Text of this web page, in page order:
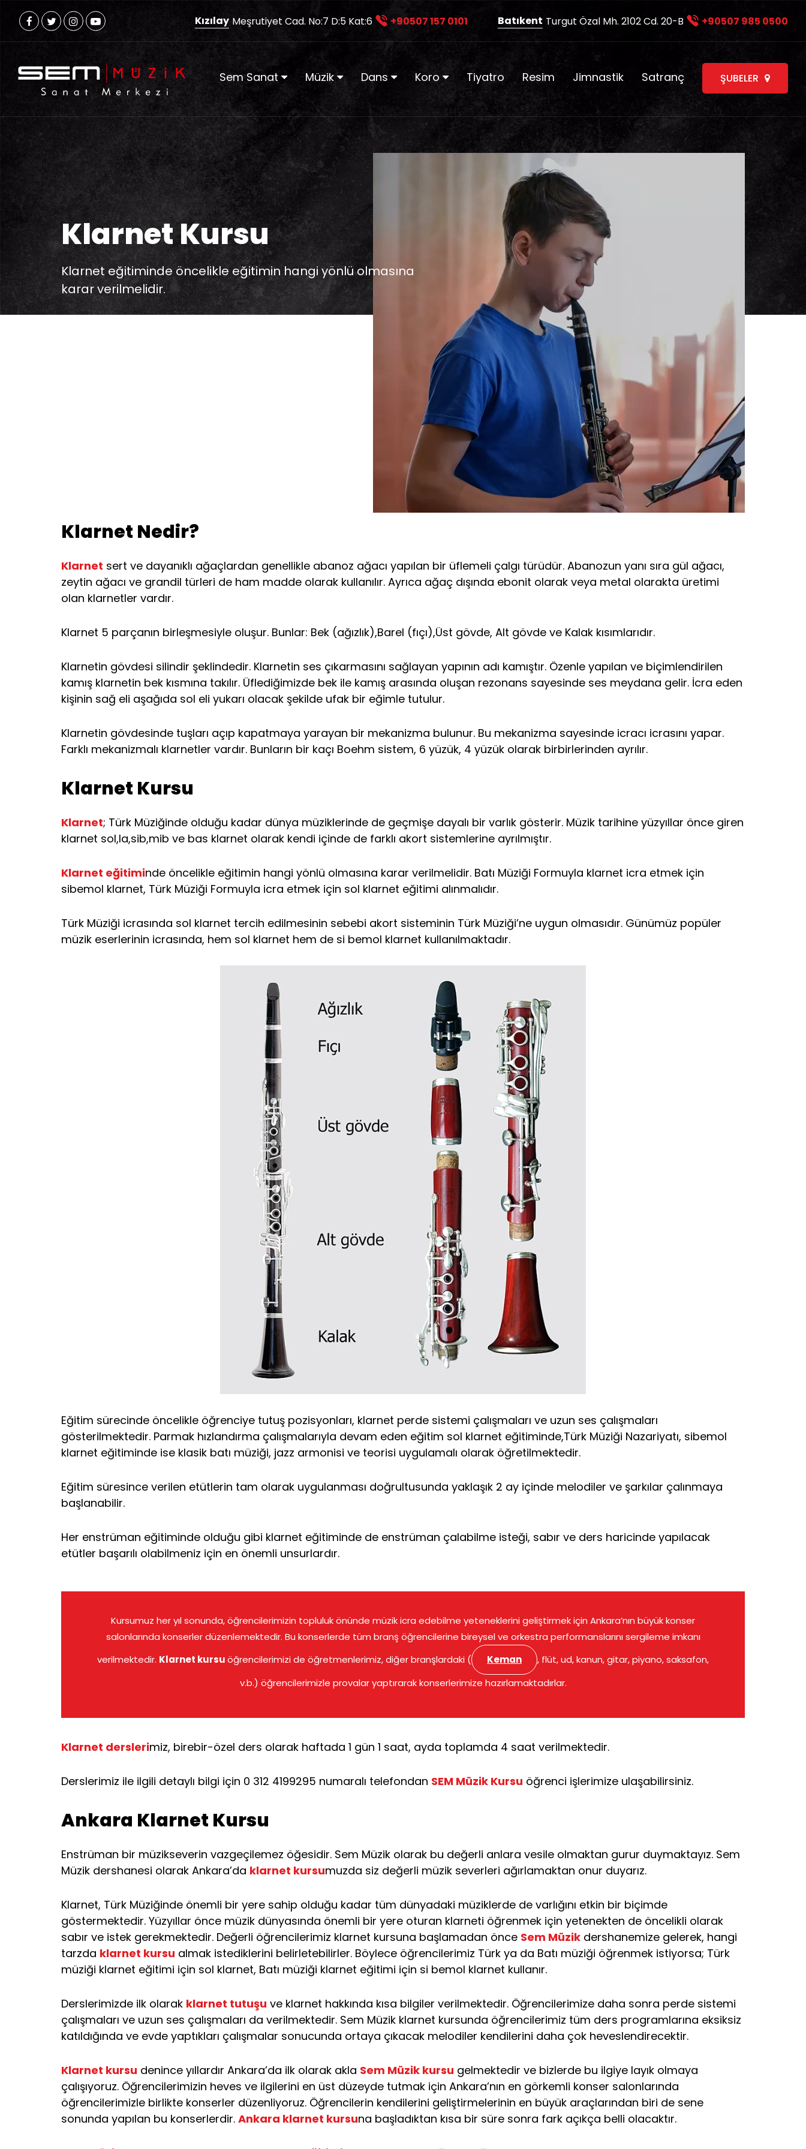
Kızılay Meşrutiyet Cad. No:7 D:5 Kat:6 +90507 157 0101 Batıkent Turgut Özal Mh. 2102 Cd. 20-B +90507 985 0500
ŞUBELER
Sem Sanat Müzik Dans Koro Tiyatro Resim Jimnastik Satranç
Klarnet Kursu
Klarnet eğitiminde öncelikle eğitimin hangi yönlü olmasına
karar verilmelidir.
Klarnet Nedir?
Klarnet sert ve dayanıklı ağaçlardan genellikle abanoz ağacı yapılan bir üflemeli çalgı türüdür. Abanozun yanı sıra gül ağacı,
zeytin ağacı ve grandil türleri de ham madde olarak kullanılır. Ayrıca ağaç dışında ebonit olarak veya metal olarakta üretimi
olan klarnetler vardır.
Klarnet 5 parçanın birleşmesiyle oluşur. Bunlar: Bek (ağızlık),Barel (fıçı),Üst gövde, Alt gövde ve Kalak kısımlarıdır.
Klarnetin gövdesi silindir şeklindedir. Klarnetin ses çıkarmasını sağlayan yapının adı kamıştır. Özenle yapılan ve biçimlendirilen
kamış klarnetin bek kısmına takılır. Üflediğimizde bek ile kamış arasında oluşan rezonans sayesinde ses meydana gelir. İcra eden
kişinin sağ eli aşağıda sol eli yukarı olacak şekilde ufak bir eğimle tutulur.
Klarnetin gövdesinde tuşları açıp kapatmaya yarayan bir mekanizma bulunur. Bu mekanizma sayesinde icracı icrasını yapar.
Farklı mekanizmalı klarnetler vardır. Bunların bir kaçı Boehm sistem, 6 yüzük, 4 yüzük olarak birbirlerinden ayrılır.
Klarnet Kursu
Klarnet; Türk Müziğinde olduğu kadar dünya müziklerinde de geçmişe dayalı bir varlık gösterir. Müzik tarihine yüzyıllar önce giren
klarnet sol,la,sib,mib ve bas klarnet olarak kendi içinde de farklı akort sistemlerine ayrılmıştır.
Klarnet eğitiminde öncelikle eğitimin hangi yönlü olmasına karar verilmelidir. Batı Müziği Formuyla klarnet icra etmek için
sibemol klarnet, Türk Müziği Formuyla icra etmek için sol klarnet eğitimi alınmalıdır.
Türk Müziği icrasında sol klarnet tercih edilmesinin sebebi akort sisteminin Türk Müziği’ne uygun olmasıdır. Günümüz popüler
müzik eserlerinin icrasında, hem sol klarnet hem de si bemol klarnet kullanılmaktadır.
Eğitim sürecinde öncelikle öğrenciye tutuş pozisyonları, klarnet perde sistemi çalışmaları ve uzun ses çalışmaları
gösterilmektedir. Parmak hızlandırma çalışmalarıyla devam eden eğitim sol klarnet eğitiminde,Türk Müziği Nazariyatı, sibemol
klarnet eğitiminde ise klasik batı müziği, jazz armonisi ve teorisi uygulamalı olarak öğretilmektedir.
Eğitim süresince verilen etütlerin tam olarak uygulanması doğrultusunda yaklaşık 2 ay içinde melodiler ve şarkılar çalınmaya
başlanabilir.
Her enstrüman eğitiminde olduğu gibi klarnet eğitiminde de enstrüman çalabilme isteği, sabır ve ders haricinde yapılacak
etütler başarılı olabilmeniz için en önemli unsurlardır.
Kursumuz her yıl sonunda, öğrencilerimizin topluluk önünde müzik icra edebilme yeteneklerini geliştirmek için Ankara’nın büyük konser
salonlarında konserler düzenlemektedir. Bu konserlerde tüm branş öğrencilerine bireysel ve orkestra performanslarını sergileme imkanı
verilmektedir. Klarnet kursuöğrencilerimizi de öğretmenlerimiz, diğer branşlardaki ( Keman
, flüt, ud, kanun, gitar, piyano, saksafon,
v.b.) öğrencilerimizle provalar yaptırarak konserlerimize hazırlamaktadırlar.
Klarnet derslerimiz, birebir-özel ders olarak haftada 1 gün 1 saat, ayda toplamda 4 saat verilmektedir.
Derslerimiz ile ilgili detaylı bilgi için 0 312 4199295 numaralı telefondan SEM Müzik Kursu öğrenci işlerimize ulaşabilirsiniz.
Ankara Klarnet Kursu
Enstrüman bir müzikseverin vazgeçilemez öğesidir. Sem Müzik olarak bu değerli anlara vesile olmaktan gurur duymaktayız. Sem
Müzik dershanesi olarak Ankara’da klarnet kursumuzda siz değerli müzik severleri ağırlamaktan onur duyarız.
Klarnet, Türk Müziğinde önemli bir yere sahip olduğu kadar tüm dünyadaki müziklerde de varlığını etkin bir biçimde
göstermektedir. Yüzyıllar önce müzik dünyasında önemli bir yere oturan klarneti öğrenmek için yetenekten de öncelikli olarak
sabır ve istek gerekmektedir. Değerli öğrencilerimiz klarnet kursuna başlamadan önce Sem Müzik dershanemize gelerek, hangi
tarzda klarnet kursu almak istediklerini belirletebilirler. Böylece öğrencilerimiz Türk ya da Batı müziği öğrenmek istiyorsa; Türk
müziği klarnet eğitimi için sol klarnet, Batı müziği klarnet eğitimi için si bemol klarnet kullanır.
Derslerimizde ilk olarak klarnet tutuşu ve klarnet hakkında kısa bilgiler verilmektedir. Öğrencilerimize daha sonra perde sistemi
çalışmaları ve uzun ses çalışmaları da verilmektedir. Sem Müzik klarnet kursunda öğrencilerimiz tüm ders programlarına eksiksiz
katıldığında ve evde yaptıkları çalışmalar sonucunda ortaya çıkacak melodiler kendilerini daha çok heveslendirecektir.
Klarnet kursu denince yıllardır Ankara’da ilk olarak akla Sem Müzik kursu gelmektedir ve bizlerde bu ilgiye layık olmaya
çalışıyoruz. Öğrencilerimizin heves ve ilgilerini en üst düzeyde tutmak için Ankara’nın en görkemli konser salonlarında
öğrencilerimizle birlikte konserler düzenliyoruz. Öğrencilerin kendilerini geliştirmelerinin en büyük araçlarından biri de sene
sonunda yapılan bu konserlerdir. Ankara klarnet kursuna başladıktan kısa bir süre sonra fark açıkça belli olacaktır.